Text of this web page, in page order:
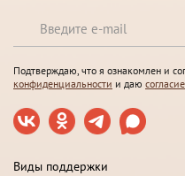
Подтверждаю, что я ознакомлен и
конфиденциальности и даю
Виды поддержки